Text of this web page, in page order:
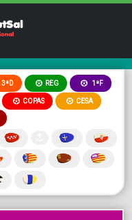
3ªD REG 1ªF
COPAS CESA